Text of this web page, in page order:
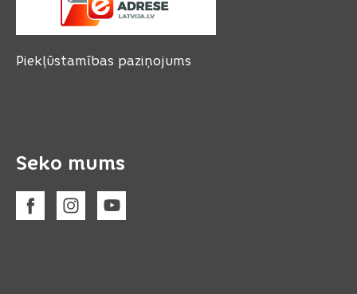
Piekļūstamības paziņojums
Seko mums